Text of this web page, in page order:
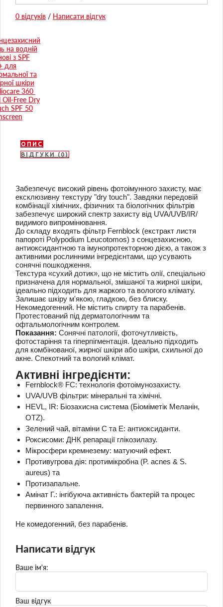
0 відгуків / Написати відгук
ОПИС
ВІДГУКИ (0)
Забезпечує високий рівень фотоімунного захисту, має
ексклюзивну текстуру "dry touch". Завдяки передовій
комбінації хімічних, фізичних та біологічних фільтрів
забезпечує широкий спектр захисту від UVA/UVB/IR/
видимого випромінювання.
До складу входять фільтр Fernblock (екстракт листя
папороті Polypodium Leucotomos) з сонцезахисною,
антиоксидантною та імунопротекторною дією, а також з
активними рослинними інгредієнтами, що усувають
сонячні пошкодження.
Текстура «сухий дотик», що не містить олії, спеціально
призначена для нормальної, змішаної та жирної шкіри,
ідеально підходить для жаркого та вологого клімату.
Залишає шкіру м'якою, гладкою, без блиску.
Некомедогенний. Не містить спирту та парабенів.
Протестований під дерматологічним та
офтальмологічним контролем.
Показання: Сонячні патології, фоточутливість,
фотостаріння та гіперпігментація. Ідеально підходить
для комбінованої, жирної шкіри або шкіри, схильної до
акне. Спекотний та вологий клімат.
Активні інгредієнти:
Fernblock® FC: технологія фотоімунозахисту.
UVA/UVB фільтри: мінеральні та хімічні.
HEVL, IR: Біозахисна система (Біоміметік Меланін,
OTZ).
Зелений чай, вітаміни С та Е: антиоксиданти.
Роксисоми: ДНК репарації глікозилазу.
Мікросфери кремнезему: матуючий ефект.
Противугрова дія: протимікробна (P. acnes & S.
aureus) та
Протизапальне.
Амінат Г.: інгібуюча активність бактерій та процес
первинного запалення.
Не комедогенний, без парабенів.
Написати відгук
Ваше ім'я:
Ваш відгук